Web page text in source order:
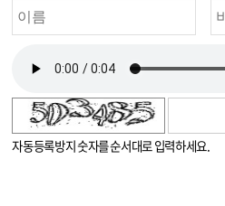
자동등록방지 숫자를 순서대로 입력하세요.